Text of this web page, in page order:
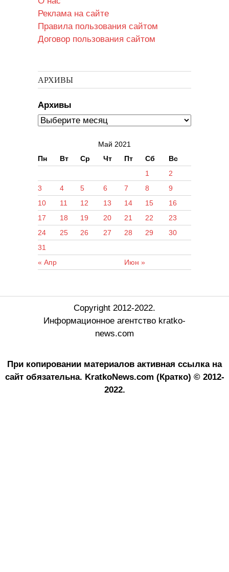
Реклама на сайте
Правила пользования сайтом
Договор пользования сайтом
АРХИВЫ
Архивы
Май 2021
Пн
Вт Ср Чт Пт Сб Вс
« Апр Июн »
1
2
3
4 5 6 7 8
9
10
11 12 13 14 15
16
17
18 19 20 21 22
23
24
25 26 27 28 29
30
31
Copyright 2012-2022.
Информационное агентство kratko-
news.com
При копировании материалов активная ссылка на
сайт обязательна. KratkoNews.com (Кратко) © 2012-
2022.